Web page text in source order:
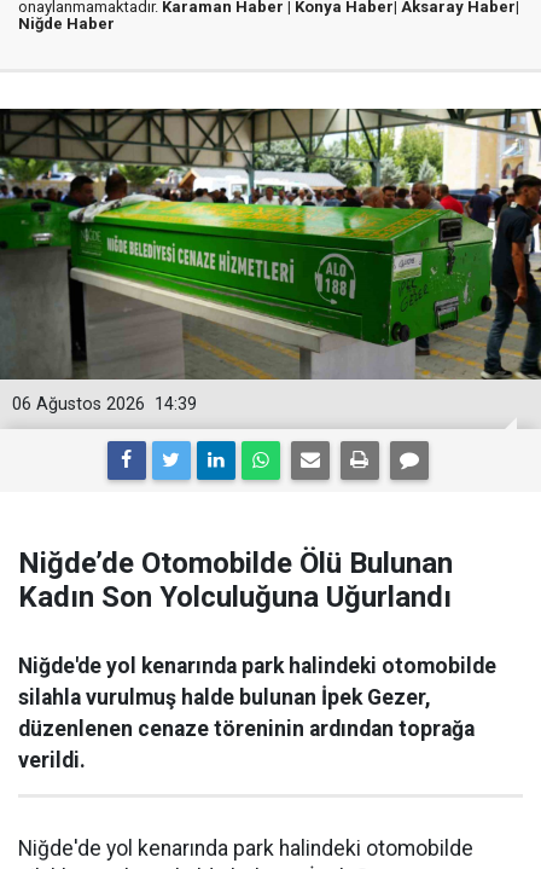
onaylanmamaktadır. Karaman Haber | Konya Haber| Aksaray Haber|
Niğde Haber
14:39
06 Ağustos 2026
Niğde’de Otomobilde Ölü Bulunan
Kadın Son Yolculuğuna Uğurlandı
Niğde'de yol kenarında park halindeki otomobilde
silahla vurulmuş halde bulunan İpek Gezer,
düzenlenen cenaze töreninin ardından toprağa
verildi.
Niğde'de yol kenarında park halindeki otomobilde